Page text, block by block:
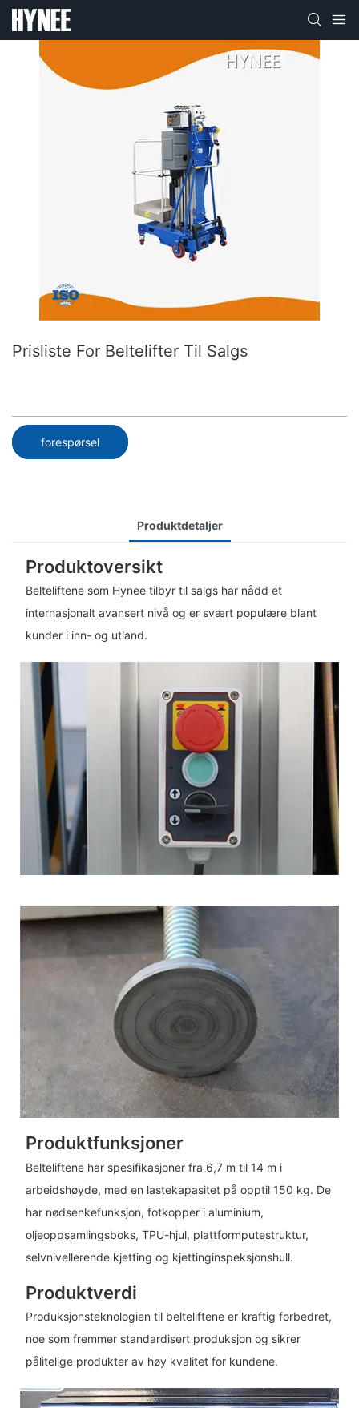
Prisliste For Beltelifter Til Salgs
forespørsel
Produktdetaljer
Produktoversikt
Belteliftene som Hynee tilbyr til salgs har nådd et
internasjonalt avansert nivå og er svært populære blant
kunder i inn- og utland.
Produktfunksjoner
Belteliftene har spesifikasjoner fra 6,7 ​​m til 14 m i
arbeidshøyde, med en lastekapasitet på opptil 150 kg. De
har nødsenkefunksjon, fotkopper i aluminium,
oljeoppsamlingsboks, TPU-hjul, plattformputestruktur,
selvnivellerende kjetting og kjettinginspeksjonshull.
Produktverdi
Produksjonsteknologien til belteliftene er kraftig forbedret,
noe som fremmer standardisert produksjon og sikrer
pålitelige produkter av høy kvalitet for kundene.